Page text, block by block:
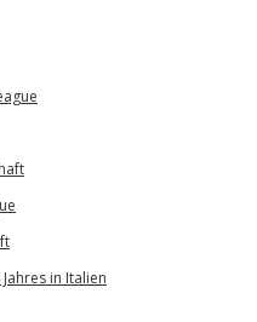
in Italien